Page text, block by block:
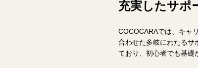
充実したサポ
COCOCARAでは、キャ
合わせた多岐にわたるサ
ており、初心者でも基礎